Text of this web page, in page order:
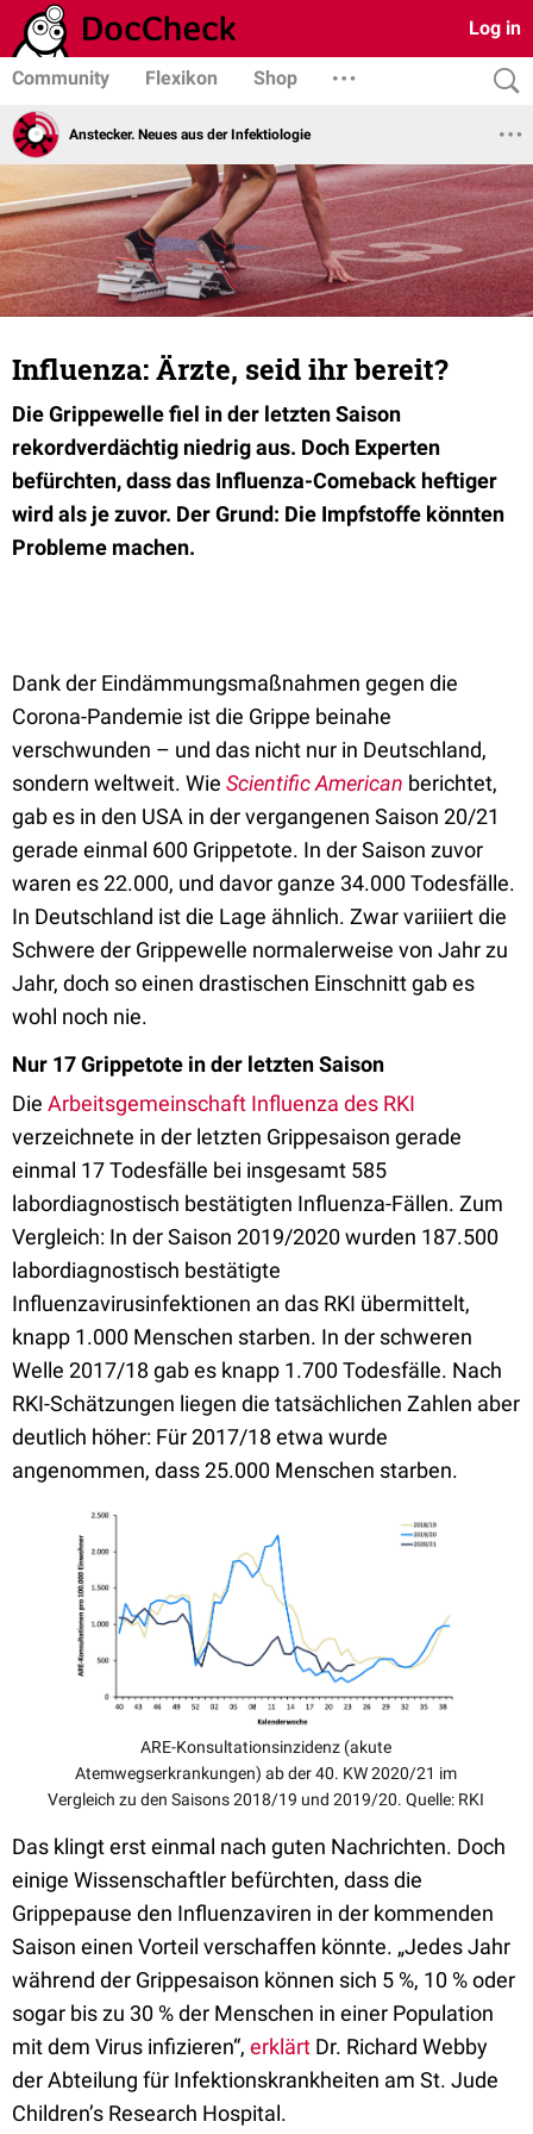
Log in
Community Flexikon Shop
Anstecker. Neues aus der Infektiologie
Influenza: Ärzte, seid ihr bereit?
Die Grippewelle fiel in der letzten Saison
rekordverdächtig niedrig aus. Doch Experten
befürchten, dass das Influenza-Comeback heftiger
wird als je zuvor. Der Grund: Die Impfstoffe könnten
Probleme machen.
Dank der Eindämmungsmaßnahmen gegen die
Corona-Pandemie ist die Grippe beinahe
verschwunden – und das nicht nur in Deutschland,
sondern weltweit. Wie Scientific American berichtet,
gab es in den USA in der vergangenen Saison 20/21
gerade einmal 600 Grippetote. In der Saison zuvor
waren es 22.000, und davor ganze 34.000 Todesfälle.
In Deutschland ist die Lage ähnlich. Zwar variiiert die
Schwere der Grippewelle normalerweise von Jahr zu
Jahr, doch so einen drastischen Einschnitt gab es
wohl noch nie.
Nur 17 Grippetote in der letzten Saison
Die Arbeitsgemeinschaft Influenza des RKI
verzeichnete in der letzten Grippesaison gerade
einmal 17 Todesfälle bei insgesamt 585
labordiagnostisch bestätigten Influenza-Fällen. Zum
Vergleich: In der Saison 2019/2020 wurden 187.500
labordiagnostisch bestätigte
Influenzavirusinfektionen an das RKI übermittelt,
knapp 1.000 Menschen starben. In der schweren
Welle 2017/18 gab es knapp 1.700 Todesfälle. Nach
RKI-Schätzungen liegen die tatsächlichen Zahlen aber
deutlich höher: Für 2017/18 etwa wurde
angenommen, dass 25.000 Menschen starben.
ARE-Konsultationsinzidenz (akute
Atemwegserkrankungen) ab der 40. KW 2020/21 im
Vergleich zu den Saisons 2018/19 und 2019/20. Quelle: RKI
Das klingt erst einmal nach guten Nachrichten. Doch
einige Wissenschaftler befürchten, dass die
Grippepause den Influenzaviren in der kommenden
Saison einen Vorteil verschaffen könnte. „Jedes Jahr
während der Grippesaison können sich 5 %, 10 % oder
sogar bis zu 30 % der Menschen in einer Population
mit dem Virus infizieren“, erklärt Dr. Richard Webby
der Abteilung für Infektionskrankheiten am St. Jude
Children’s Research Hospital.